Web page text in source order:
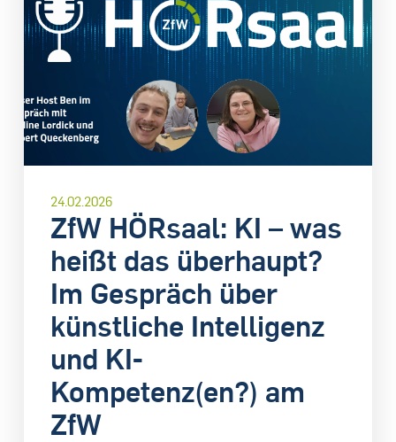
24.02.2026
ZfW HÖRsaal: KI – was
heißt das überhaupt?
Im Gespräch über
künstliche Intelligenz
und KI-
Kompetenz(en?) am
ZfW